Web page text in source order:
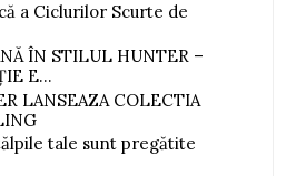
a Ciclurilor Scurte de
ÎN STILUL HUNTER –
E...
LANSEAZA COLECTIA
tale sunt pregătite